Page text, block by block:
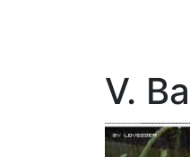
V.